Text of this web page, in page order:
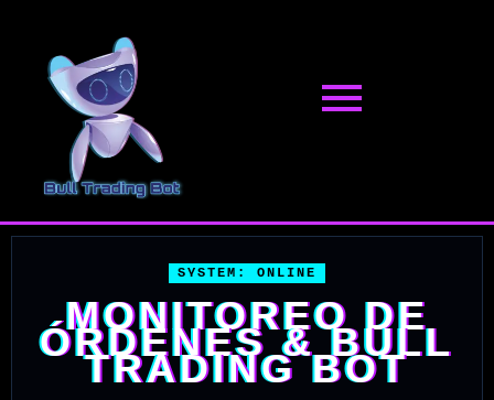
conteúdo
SYSTEM: ONLINE
MONITOREO DE
ÓRDENES & BULL
TRADING BOT